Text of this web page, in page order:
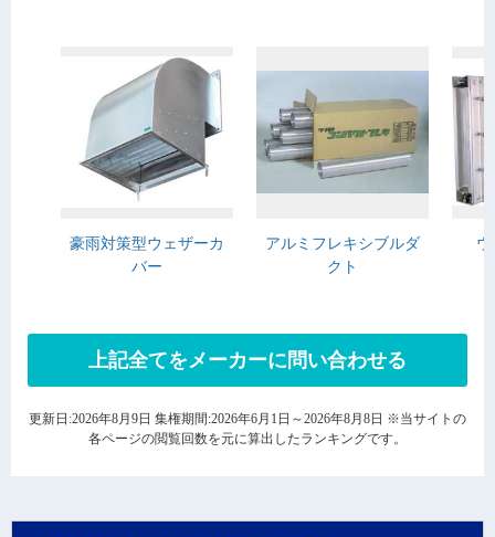
豪雨対策型ウェザーカ
バー
アルミフレキシブルダ
クト
上記全てをメーカーに問い合わせる
更新日:2026年8月9日 集権期間:2026年6月1日～2026年8月8日 ※当サイトの
各ページの閲覧回数を元に算出したランキングです。